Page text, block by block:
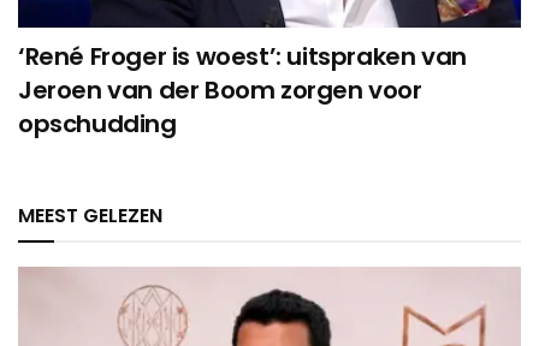
‘René Froger is woest’: uitspraken van
Jeroen van der Boom zorgen voor
opschudding
MEEST GELEZEN